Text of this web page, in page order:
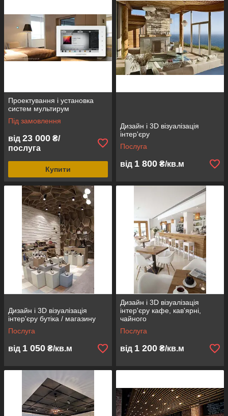
Проектування і установка
систем мультирум
Під замовлення
від 23 000 ₴/
послуга
Купити
Дизайн і 3D візуалізація
інтер'єру
Послуга
від 1 800 ₴/кв.м
Дизайн і 3D візуалізація
інтер'єру бутіка / магазину
Послуга
від 1 050 ₴/кв.м
Дизайн і 3D візуалізація
інтер'єру кафе, кав'ярні,
чайного
Послуга
від 1 200 ₴/кв.м